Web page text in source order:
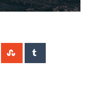
WhatsappStumbleUpon